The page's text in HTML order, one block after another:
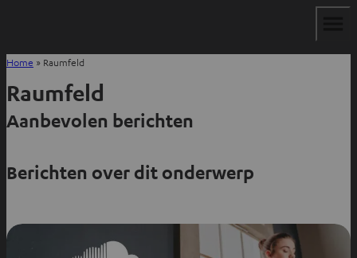
Home » Raumfeld
Raumfeld
Aanbevolen berichten
Berichten over dit onderwerp